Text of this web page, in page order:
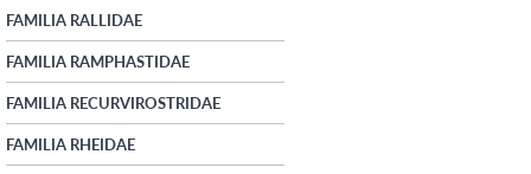
FAMILIA RALLIDAE
FAMILIA RAMPHASTIDAE
FAMILIA RECURVIROSTRIDAE
FAMILIA RHEIDAE